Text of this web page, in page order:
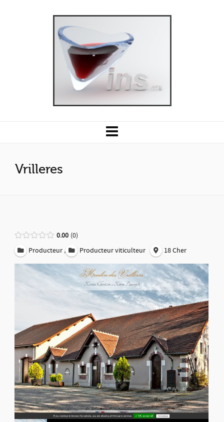
Vrilleres
0.00 0
Producteur , Producteur viticulteur 18 Cher